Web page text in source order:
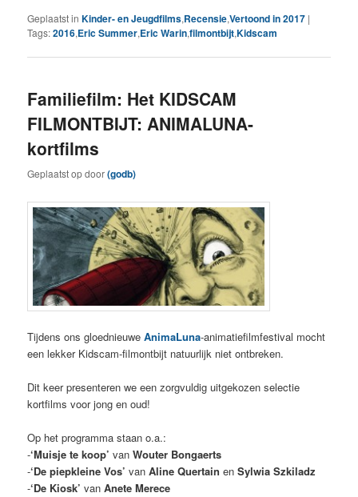
Geplaatst in Kinder- en Jeugdfilms,Recensie,Vertoond in 2017 |
Tags:2016,Eric Summer,Eric Warin,filmontbijt,Kidscam
Familiefilm: Het KIDSCAM
FILMONTBIJT: ANIMALUNA-
kortfilms
Geplaatst opdoor(godb)
Tijdens ons gloednieuweAnimaLuna-animatiefilmfestival mocht
een lekker Kidscam-filmontbijt natuurlijk niet ontbreken.
Dit keer presenteren we een zorgvuldig uitgekozen selectie
kortfilms voor jong en oud!
Op het programma staan o.a.:
-‘Muisje te koop’ vanWouter Bongaerts
-‘De piepkleine Vos’ vanAline Quertain enSylwia Szkiladz
-‘De Kiosk’ vanAnete Merece